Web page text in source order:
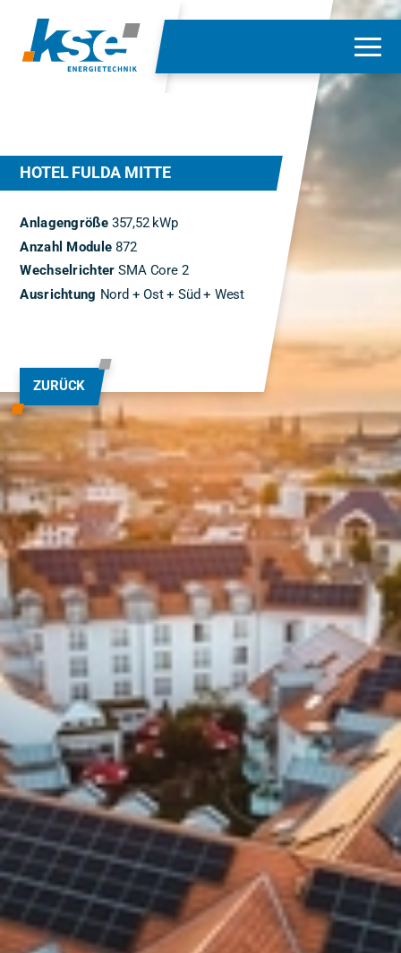
HOTEL FULDA MITTE
Anlagengröße 357,52 kWp
Anzahl Module 872
Wechselrichter SMA Core 2
Ausrichtung Nord + Ost + Süd + West
ZURÜCK